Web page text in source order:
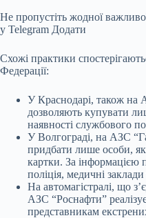
Не пропустіть жодної
у Telegram Додати
Схожі практики
Федерації:
У Краснодарі, також на
дозволяють купувати
наявності службового
У Волгограді, на АЗС
придбати лише особи,
картки. За інформацією
поліція, медичні заклади
На автомагістралі, що
АЗС “Роснафти”
представникам